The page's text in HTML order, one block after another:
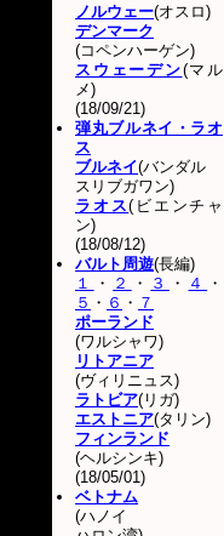
ノルウェー(オスロ)
デンマーク
(コペンハーゲン)
スウェーデン(マル
メ)
(18/09/21)
弾丸ブルネイ・ラオ
ス
ブルネイ(バンダル
スリブガワン)
ラオス(ビエンチャ
ン)
(18/08/12)
バルト周遊(長編)
１
・ ２ ・ ３ ・ ４
・
５ ・ ６ ・ ７
ポーランド
(ワルシャワ)
リトアニア
(ヴィリニュス)
ラトビア(リガ)
エストニア(タリン)
フィンランド
(ヘルシンキ)
(18/05/01)
ベトナム
(ハノイ